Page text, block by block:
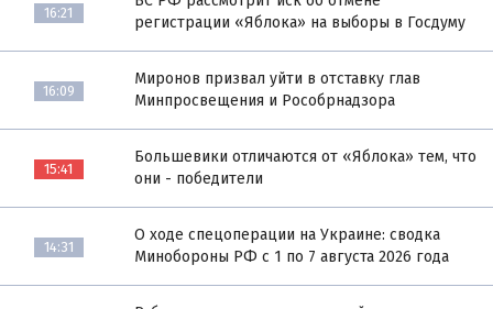
16:21
регистрации «Яблока» на выборы в Госдуму
16:09
Миронов призвал уйти в отставку глав
Минпросвещения и Рособрнадзора
15:41
Большевики отличаются от «Яблока» тем, что
они - победители
14:31
О ходе спецоперации на Украине: сводка
Минобороны РФ с 1 по 7 августа 2026 года